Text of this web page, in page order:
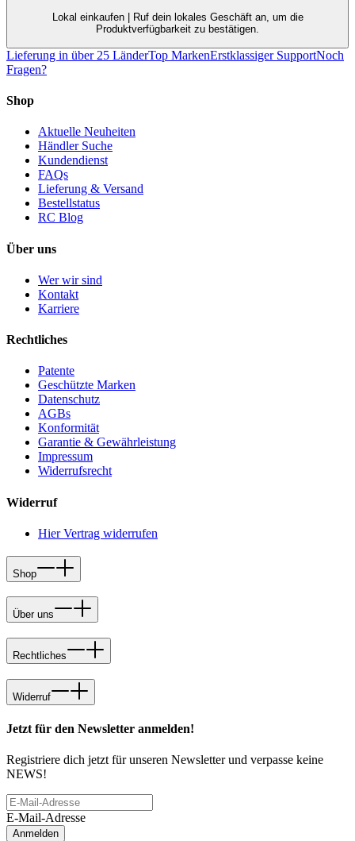
Lokal einkaufen |
Ruf dein lokales Geschäft an, um die
Produktverfügbarkeit zu bestätigen.
Lieferung in über 25 LänderTop MarkenErstklassiger SupportNoch
Fragen?
Shop
Aktuelle Neuheiten
Händler Suche
Kundendienst
FAQs
Lieferung & Versand
Bestellstatus
RC Blog
Über uns
Wer wir sind
Kontakt
Karriere
Rechtliches
Patente
Geschützte Marken
Datenschutz
AGBs
Konformität
Garantie & Gewährleistung
Impressum
Widerrufsrecht
Widerruf
Hier Vertrag widerrufen
Shop
Über uns
Rechtliches
Widerruf
Jetzt für den Newsletter anmelden!
Registriere dich jetzt für unseren Newsletter und verpasse keine
NEWS!
E-Mail-Adresse
Anmelden